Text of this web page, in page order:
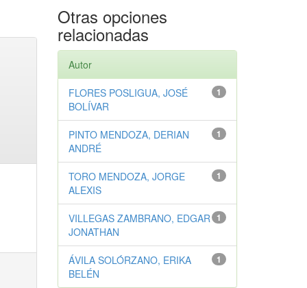
Otras opciones
relacionadas
Autor
1
FLORES POSLIGUA, JOSÉ
BOLÍVAR
1
PINTO MENDOZA, DERIAN
ANDRÉ
1
TORO MENDOZA, JORGE
ALEXIS
1
VILLEGAS ZAMBRANO, EDGAR
JONATHAN
1
ÁVILA SOLÓRZANO, ERIKA
BELÉN